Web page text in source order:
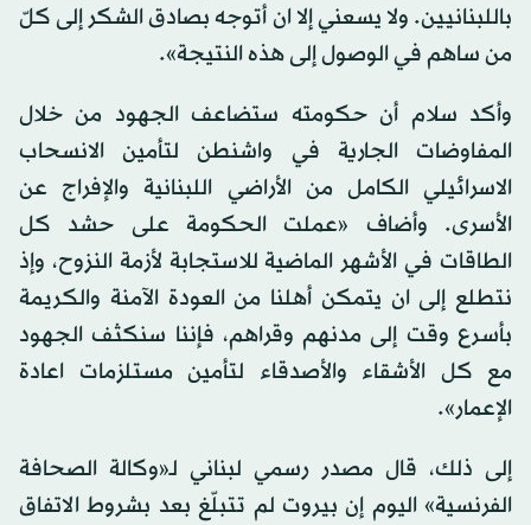
باللبنانيين. ولا يسعني إلا ان أتوجه بصادق الشكر إلى كلّ
من ساهم في الوصول إلى هذه النتيجة».
وأكد سلام أن حكومته ستضاعف الجهود من خلال
المفاوضات الجارية في واشنطن لتأمين الانسحاب
الاسرائيلي الكامل من الأراضي اللبنانية والإفراج عن
الأسرى. وأضاف «عملت الحكومة على حشد كل
الطاقات في الأشهر الماضية للاستجابة لأزمة النزوح، وإذ
نتطلع إلى ان يتمكن أهلنا من العودة الآمنة والكريمة
بأسرع وقت إلى مدنهم وقراهم، فإننا سنكثف الجهود
مع كل الأشقاء والأصدقاء لتأمين مستلزمات اعادة
الإعمار».
إلى ذلك، قال مصدر رسمي لبناني لـ«وكالة الصحافة
الفرنسية» اليوم إن بيروت لم تتبلّغ بعد بشروط الاتفاق